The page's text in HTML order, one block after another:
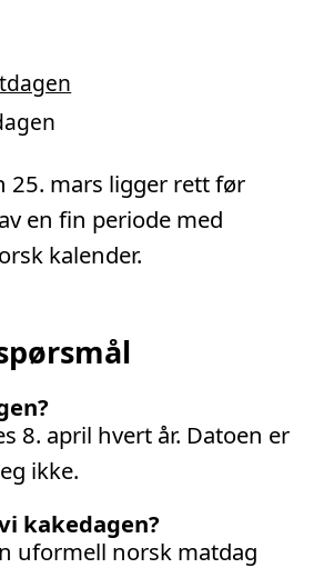
25. mars ligger rett før
en fin periode med
kalender.
8. april hvert år. Datoen er
ikke.
kakedagen?
uformell norsk matdag